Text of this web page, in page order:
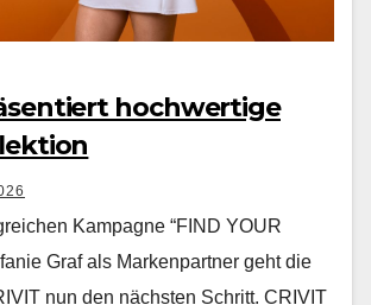
hochwertige
Kam­pagne “FIND YOUR
Graf als Marken­part­ner geht die
nun den näch­sten Schritt. CRIVIT